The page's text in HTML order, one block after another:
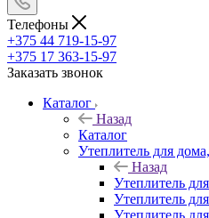
Телефоны
+375 44 719-15-97
+375 17 363-15-97
Заказать звонок
Каталог
Назад
Каталог
Утеплитель для
Назад
Утеплитель
Утеплитель
Утеплитель